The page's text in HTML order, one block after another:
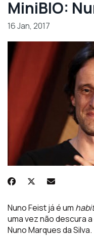
MiniBIO:
16 Jan, 2017
Nuno Feist já é um
uma vez não descura
Nuno Marques da Silva.